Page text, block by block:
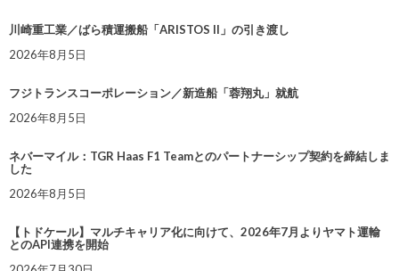
川崎重工業／ばら積運搬船「ARISTOS II」の引き渡し
2026年8月5日
フジトランスコーポレーション／新造船「蓉翔丸」就航
2026年8月5日
ネバーマイル：TGR Haas F1 Teamとのパートナーシップ契約を締結しま
した
2026年8月5日
【トドケール】マルチキャリア化に向けて、2026年7月よりヤマト運輸
とのAPI連携を開始